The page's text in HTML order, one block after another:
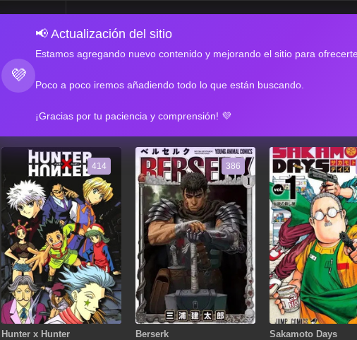
💜
📢 Actualización del sitio
Estamos agregando nuevo contenido y mejorando el sitio para
Poco a poco iremos añadiendo todo lo que están buscando.
¡Gracias por tu paciencia y comprensión! 💜
POPULARES
recientemente
414
Hunter x Hunter
386
Berserk Sakamoto Days